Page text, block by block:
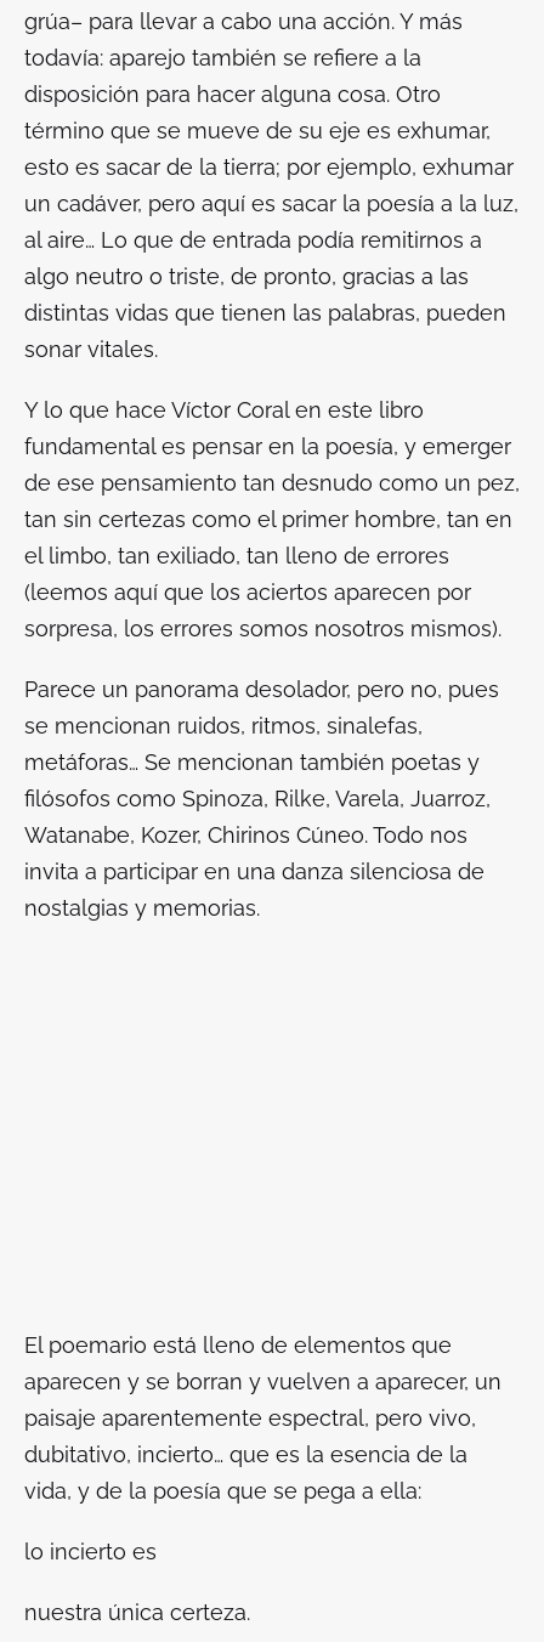
grúa– para llevar a cabo una acción. Y más
todavía: aparejo también se refiere a la
disposición para hacer alguna cosa. Otro
término que se mueve de su eje es exhumar,
esto es sacar de la tierra; por ejemplo, exhumar
un cadáver, pero aquí es sacar la poesía a la luz,
al aire… Lo que de entrada podía remitirnos a
algo neutro o triste, de pronto, gracias a las
distintas vidas que tienen las palabras, pueden
sonar vitales.
Y lo que hace Víctor Coral en este libro
fundamental es pensar en la poesía, y emerger
de ese pensamiento tan desnudo como un pez,
tan sin certezas como el primer hombre, tan en
el limbo, tan exiliado, tan lleno de errores
(leemos aquí que los aciertos aparecen por
sorpresa, los errores somos nosotros mismos).
Parece un panorama desolador, pero no, pues
se mencionan ruidos, ritmos, sinalefas,
metáforas… Se mencionan también poetas y
filósofos como Spinoza, Rilke, Varela, Juarroz,
Watanabe, Kozer, Chirinos Cúneo. Todo nos
invita a participar en una danza silenciosa de
nostalgias y memorias.
El poemario está lleno de elementos que
aparecen y se borran y vuelven a aparecer, un
paisaje aparentemente espectral, pero vivo,
dubitativo, incierto… que es la esencia de la
vida, y de la poesía que se pega a ella:
lo incierto es
nuestra única certeza.